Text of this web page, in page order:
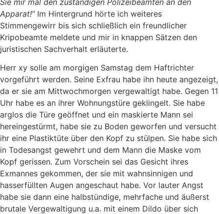
Apparat!” Im Hintergrund hörte ich weiteres
Stimmengewirr bis sich schließlich ein freundlicher
Kripobeamte meldete und mir in knappen Sätzen den
juristischen Sachverhalt erläuterte.
Herr xy solle am morgigen Samstag dem Haftrichter
vorgeführt werden. Seine Exfrau habe ihn heute angezeigt,
da er sie am Mittwochmorgen vergewaltigt habe. Gegen 11
Uhr habe es an ihrer Wohnungstüre geklingelt. Sie habe
arglos die Türe geöffnet und ein maskierte Mann sei
hereingestürmt, habe sie zu Boden geworfen und versucht
ihr eine Plastiktüte über den Kopf zu stülpen. Sie habe sich
in Todesangst gewehrt und dem Mann die Maske vom
Kopf gerissen. Zum Vorschein sei das Gesicht ihres
Exmannes gekommen, der sie mit wahnsinnigen und
hasserfüllten Augen angeschaut habe. Vor lauter Angst
habe sie dann eine halbstündige, mehrfache und äußerst
brutale Vergewaltigung u.a. mit einem Dildo über sich